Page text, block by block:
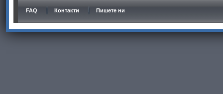
FAQ Контакти Пишете ни